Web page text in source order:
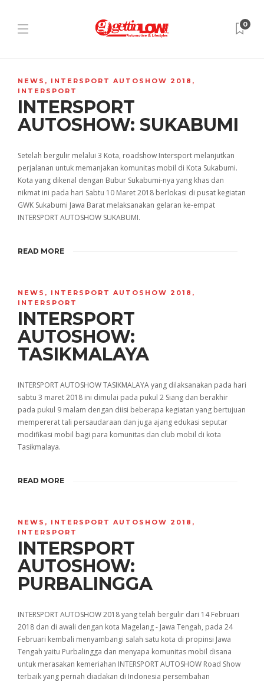
0
NEWS , INTERSPORT AUTOSHOW 2018 ,
INTERSPORT
INTERSPORT
AUTOSHOW: SUKABUMI
Setelah bergulir melalui 3 Kota, roadshow Intersport melanjutkan
perjalanan untuk memanjakan komunitas mobil di Kota Sukabumi.
Kota yang dikenal dengan Bubur Sukabumi-nya yang khas dan
nikmat ini pada hari Sabtu 10 Maret 2018 berlokasi di pusat kegiatan
GWK Sukabumi Jawa Barat melaksanakan gelaran ke-empat
INTERSPORT AUTOSHOW SUKABUMI.
READ MORE
NEWS , INTERSPORT AUTOSHOW 2018 ,
INTERSPORT
INTERSPORT
AUTOSHOW:
TASIKMALAYA
INTERSPORT AUTOSHOW TASIKMALAYA yang dilaksanakan pada hari
sabtu 3 maret 2018 ini dimulai pada pukul 2 Siang dan berakhir
pada pukul 9 malam dengan diisi beberapa kegiatan yang bertujuan
mempererat tali persaudaraan dan juga ajang edukasi seputar
modifikasi mobil bagi para komunitas dan club mobil di kota
Tasikmalaya.
READ MORE
NEWS , INTERSPORT AUTOSHOW 2018 ,
INTERSPORT
INTERSPORT
AUTOSHOW:
PURBALINGGA
INTERSPORT AUTOSHOW 2018 yang telah bergulir dari 14 Februari
2018 dan di awali dengan kota Magelang - Jawa Tengah, pada 24
Februari kembali menyambangi salah satu kota di propinsi Jawa
Tengah yaitu Purbalingga dan menyapa komunitas mobil disana
untuk merasakan kemeriahan INTERSPORT AUTOSHOW Road Show
terbaik yang pernah diadakan di Indonesia persembahan